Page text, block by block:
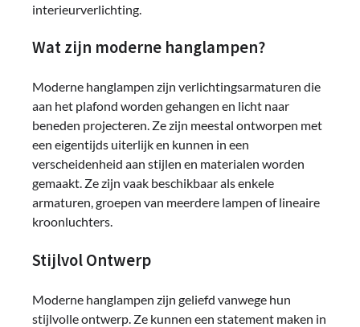
interieurverlichting.
Wat zijn moderne hanglampen?
Moderne hanglampen zijn verlichtingsarmaturen die
aan het plafond worden gehangen en licht naar
beneden projecteren. Ze zijn meestal ontworpen met
een eigentijds uiterlijk en kunnen in een
verscheidenheid aan stijlen en materialen worden
gemaakt. Ze zijn vaak beschikbaar als enkele
armaturen, groepen van meerdere lampen of lineaire
kroonluchters.
Stijlvol Ontwerp
Moderne hanglampen zijn geliefd vanwege hun
stijlvolle ontwerp. Ze kunnen een statement maken in